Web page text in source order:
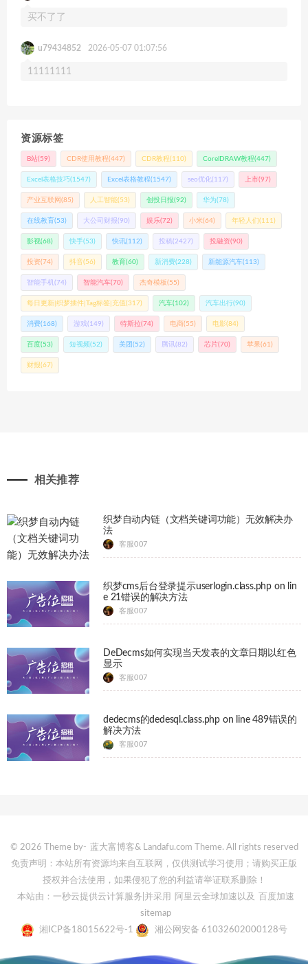
买不了了
u79434852 2026-05-07 01:07:56
11111111
资源标签
B站(59) CDR使用教程(447) CDR教程(110) CorelDRAW教程(447)
Excel表格技巧(1547) Excel表格教程(1547) seo优化(117) 上市(97)
产业互联网 (85) 人工智能(53) 创投日报(92) 华为(78)
在线教育(53) 大公司财报(90) 娱乐(72) 小米(64) 年轻人们 (111)
影视(68) 快手(53) 快讯(112) 投稿 (2427) 投融资(90)
投资(74) 抖音(56) 教育(60) 新消费(228) 新能源汽车(113)
智能手机 (74) 智能汽车(70) 杰奇模板(55)
每日更新|织梦插件|Tag标签|充值(317) 汽车(102) 汽车出行(90)
消费(168) 游戏(149) 特斯拉(74) 电商(55) 电影(84)
百度(53) 短视频(52) 美团 (52) 腾讯(82) 芯片(70) 苹果(61)
财报(67)
相关推荐
织梦自动内链（文档关键词功能）无效解决办
法
客服007
织梦cms后台登录提示userlogin.class.php on lin
e 21错误的解决方法
客服007
DeDecms如何实现当天发表的文章日期以红色
显示
客服007
dedecms的dedesql.class.php on line 489错误的
解决方法
客服007
© 2026 Theme by- 蓝大富博客& Landafu.com Theme. All rights reserved
免责声明：本站所有资源均来自互联网，仅供测试学习使用；请购买正版
授权并合法使用，如果侵犯了您的利益请举证联系删除！
本站由：一秒云提供云计算服务 |并采用 阿里云全球加速 以及
百度加速
sitemap
湘ICP备18015622号-1
湘公网安备 61032602000128号